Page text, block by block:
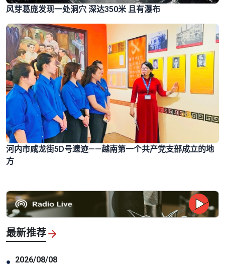
风芽葛庞发现一处洞穴 深达350米 且有瀑布
河内市咸龙街5D号遗迹——越南第一个共产党支部成立的地
方
最新推荐
● 2026/08/08